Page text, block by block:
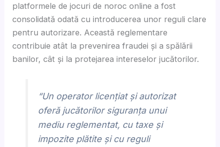
platformele de jocuri de noroc online a fost
consolidată odată cu introducerea unor reguli clare
pentru autorizare. Această reglementare
contribuie atât la prevenirea fraudei și a spălării
banilor, cât și la protejarea intereselor jucătorilor.
“Un operator licențiat și autorizat
oferă jucătorilor siguranța unui
mediu reglementat, cu taxe și
impozite plătite și cu reguli